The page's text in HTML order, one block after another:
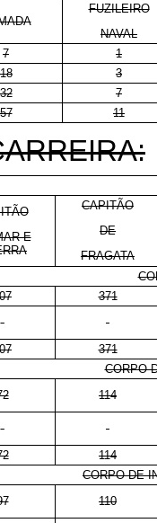
FUZILEIRO
NAVAL
7
1
18
3
32
7
57 11
E
CAPITÃO
DE
FRAGATA
371
-
-
371
CORPO
114
-
-
114
CORPO DE
110